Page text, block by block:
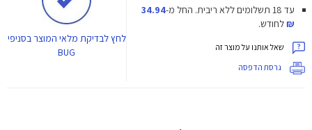
עד 18 תשלומים ללא ריבית.
החל מ-34.94
₪לחודש.
שאל אותנו על מוצר זה
גרסת הדפסה
לחץלבדיקת מלאי המוצר בסניפי
BUG